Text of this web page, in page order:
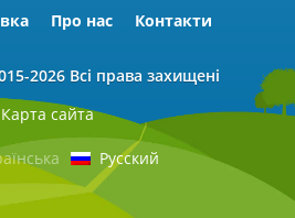
Про нас Контакти
2026 Всі права захищені
Карта сайта
Русский